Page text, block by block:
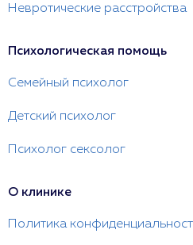
Невротические расстройства
Психологическая помощь
Семейный психолог
Детский психолог
Психолог сексолог
О клинике
Политика